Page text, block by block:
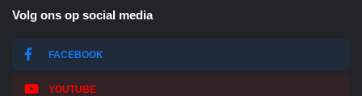
Volg ons op social media
FACEBOOK
YOUTUBE